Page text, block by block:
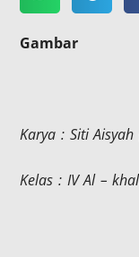
Gambar
Karya : Siti
Kelas : IV Al –